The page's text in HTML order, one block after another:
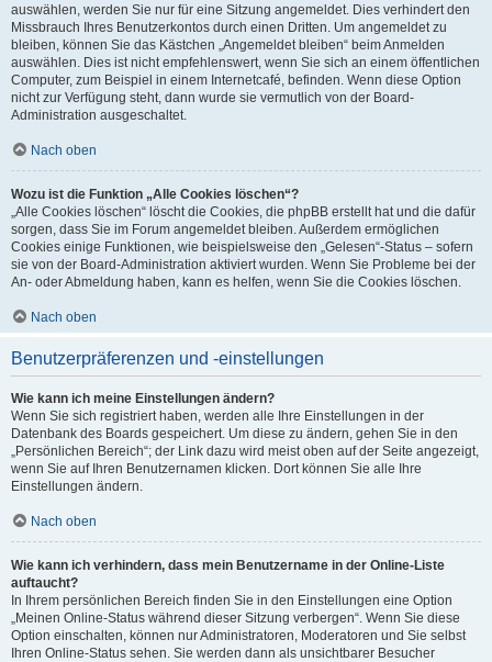
auswählen, werden Sie nur für eine Sitzung angemeldet. Dies verhindert den
Missbrauch Ihres Benutzerkontos durch einen Dritten. Um angemeldet zu
bleiben, können Sie das Kästchen „Angemeldet bleiben“ beim Anmelden
auswählen. Dies ist nicht empfehlenswert, wenn Sie sich an einem öffentlichen
Computer, zum Beispiel in einem Internetcafé, befinden. Wenn diese Option
nicht zur Verfügung steht, dann wurde sie vermutlich von der Board-
Administration ausgeschaltet.
Nach oben
Wozu ist die Funktion „Alle Cookies löschen“?
„Alle Cookies löschen“ löscht die Cookies, die phpBB erstellt hat und die dafür
sorgen, dass Sie im Forum angemeldet bleiben. Außerdem ermöglichen
Cookies einige Funktionen, wie beispielsweise den „Gelesen“-Status – sofern
sie von der Board-Administration aktiviert wurden. Wenn Sie Probleme bei der
An- oder Abmeldung haben, kann es helfen, wenn Sie die Cookies löschen.
Nach oben
Benutzerpräferenzen und -einstellungen
Wie kann ich meine Einstellungen ändern?
Wenn Sie sich registriert haben, werden alle Ihre Einstellungen in der
Datenbank des Boards gespeichert. Um diese zu ändern, gehen Sie in den
„Persönlichen Bereich“; der Link dazu wird meist oben auf der Seite angezeigt,
wenn Sie auf Ihren Benutzernamen klicken. Dort können Sie alle Ihre
Einstellungen ändern.
Nach oben
Wie kann ich verhindern, dass mein Benutzername in der Online-Liste
auftaucht?
In Ihrem persönlichen Bereich finden Sie in den Einstellungen eine Option
„Meinen Online-Status während dieser Sitzung verbergen“. Wenn Sie diese
Option einschalten, können nur Administratoren, Moderatoren und Sie selbst
Ihren Online-Status sehen. Sie werden dann als unsichtbarer Besucher